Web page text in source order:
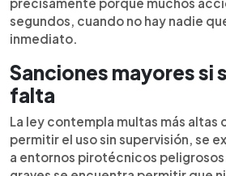
segundos, cuando no hay nadie
inmediato.
Sanciones mayores si
falta
La ley contempla multas más altas
permitir el uso sin supervisión, se
a entornos pirotécnicos